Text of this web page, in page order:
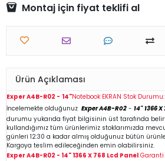
Montaj için fiyat teklifi al
Ürün Açıklaması
Exper A4B-R02 - 14"Notebook EKRAN Stok Durumu:
İncelemekte olduğunuz Exper A4B-R02 - 14" 1366 X
durumu yukarıda fiyat bilgisinin üst tarafında
kullandığımız tüm ürünlerimiz stoklarımızda
günleri 12:30 a kadar almış olduğunuz bütün
Kargoya teslim edileceğinden emin olabilirsiniz.
Exper A4B-R02 - 14" 1366 X 768 Lcd Panel Garanti